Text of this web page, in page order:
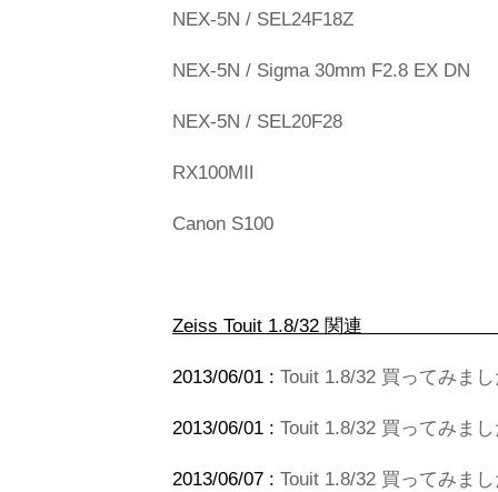
NEX-5N / SEL24F18Z
NEX-5N / Sigma 30mm F2.8 EX DN
NEX-5N / SEL20F28
RX100MⅡ
Canon S100
Zeiss Touit
2013/06/01 : Touit 1.8/32 買ってみま
2013/06/01 : Touit 1.8/32 買ってみま
2013/06/07 : Touit 1.8/32 買ってみま